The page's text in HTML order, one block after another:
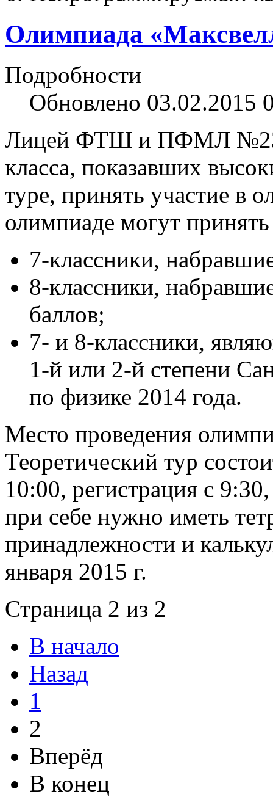
Олимпиада
Подробности
Обновлено 03.02.2015
Лицей ФТШ и ПФМЛ
класса, показавших
туре, принять участие в
олимпиаде могут
7-классники,
8-классники,
баллов;
7- и 8-классники,
1-й или 2-й степени
по физике 2014 года.
Место проведения
Теоретический тур
10:00, регистрация с
при себе нужно иметь
принадлежности и
января 2015 г.
Страница 2 из 2
В начало
Назад
1
2
Вперёд
В конец